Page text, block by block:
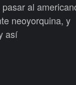
al
neoyorquina, y
así